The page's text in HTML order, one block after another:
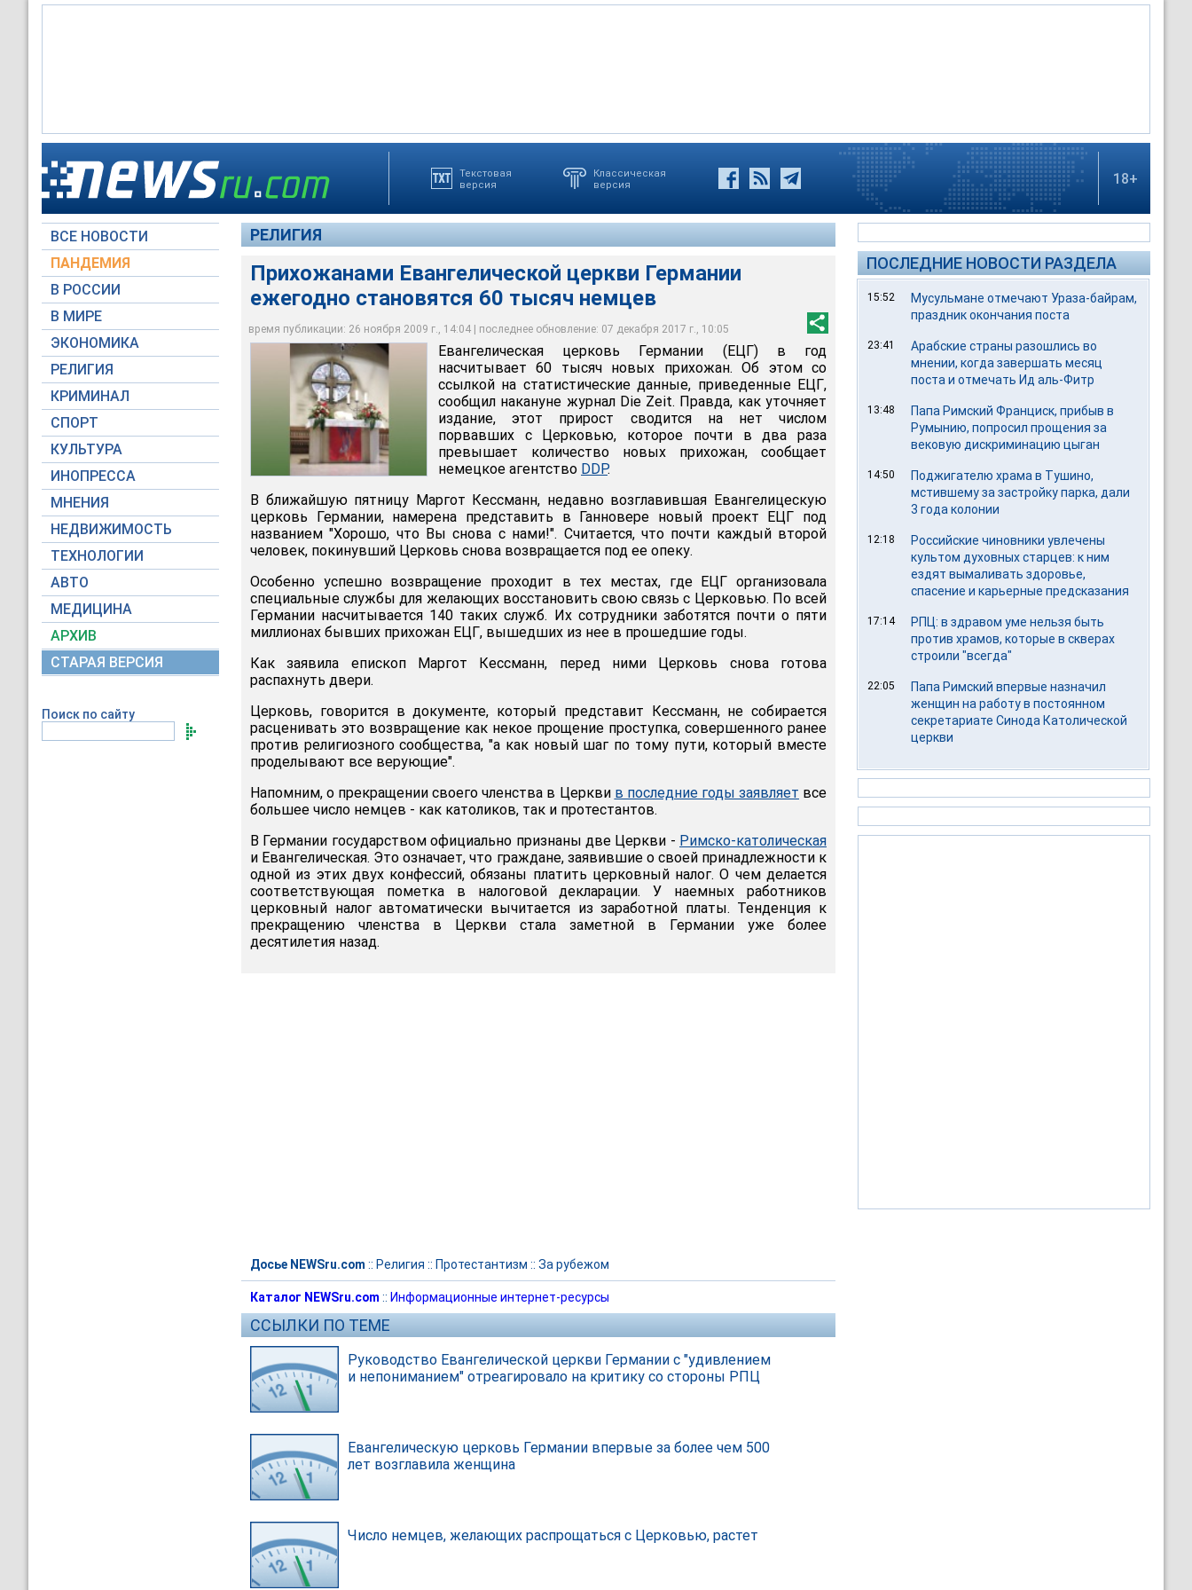
Текстовая
версия
Классическая
версия
18+
ВСЕ НОВОСТИ
ПАНДЕМИЯ
В РОССИИ
В МИРЕ
ЭКОНОМИКА
РЕЛИГИЯ
КРИМИНАЛ
СПОРТ
КУЛЬТУРА
ИНОПРЕССА
МНЕНИЯ
НЕДВИЖИМОСТЬ
ТЕХНОЛОГИИ
АВТО
МЕДИЦИНА
АРХИВ
СТАРАЯ ВЕРСИЯ
Поиск по сайту
РЕЛИГИЯ
Прихожанами Евангелической церкви Германии
ежегодно становятся 60 тысяч немцев
время публикации: 26 ноября 2009 г., 14:04 | последнее обновление: 07 декабря 2017 г., 10:05
Прихожанами Евангелической церкви Германии ежегодно становятся 60 тысяч
немцев
mittelstadt.info
Евангелическая церковь Германии (ЕЦГ) в год
насчитывает 60 тысяч новых прихожан. Об этом со
ссылкой на статистические данные, приведенные ЕЦГ,
сообщил накануне журнал Die Zeit. Правда, как уточняет
издание, этот прирост сводится на нет числом
порвавших с Церковью, которое почти в два раза
превышает количество новых прихожан, сообщает
немецкое агентство DDP.
В ближайшую пятницу Маргот Кессманн, недавно возглавившая Евангелицескую
церковь Германии, намерена представить в Ганновере новый проект ЕЦГ под
названием "Хорошо, что Вы снова с нами!". Считается, что почти каждый второй
человек, покинувший Церковь снова возвращается под ее опеку.
Особенно успешно возвращение проходит в тех местах, где ЕЦГ организовала
специальные службы для желающих восстановить свою связь с Церковью. По всей
Германии насчитывается 140 таких служб. Их сотрудники заботятся почти о пяти
миллионах бывших прихожан ЕЦГ, вышедших из нее в прошедшие годы.
Как заявила епископ Маргот Кессманн, перед ними Церковь снова готова
распахнуть двери.
Церковь, говорится в документе, который представит Кессманн, не собирается
расценивать это возвращение как некое прощение проступка, совершенного ранее
против религиозного сообщества, "а как новый шаг по тому пути, который вместе
проделывают все верующие".
Напомним, о прекращении своего членства в Церкви в последние годы заявляет все
большее число немцев - как католиков, так и протестантов.
В Германии государством официально признаны две Церкви - Римско-католическая
и Евангелическая. Это означает, что граждане, заявившие о своей принадлежности к
одной из этих двух конфессий, обязаны платить церковный налог. О чем делается
соответствующая пометка в налоговой декларации. У наемных работников
церковный налог автоматически вычитается из заработной платы. Тенденция к
прекращению членства в Церкви стала заметной в Германии уже более
десятилетия назад.
Досье NEWSru.com :: Религия :: Протестантизм :: За рубежом
Каталог NEWSru.com :: Информационные интернет-ресурсы
ССЫЛКИ ПО ТЕМЕ
Руководство Евангелической церкви Германии с "удивлением
и непониманием" отреагировало на критику со стороны РПЦ
Евангелическую церковь Германии впервые за более чем 500
лет возглавила женщина
Число немцев, желающих распрощаться с Церковью, растет
ПОСЛЕДНИЕ НОВОСТИ РАЗДЕЛА
15:52
Мусульмане отмечают Ураза-байрам,
праздник окончания поста
23:41
Арабские страны разошлись во
мнении, когда завершать месяц
поста и отмечать Ид аль-Фитр
13:48
Папа Римский Франциск, прибыв в
Румынию, попросил прощения за
вековую дискриминацию цыган
14:50
Поджигателю храма в Тушино,
мстившему за застройку парка, дали
3 года колонии
12:18
Российские чиновники увлечены
культом духовных старцев: к ним
ездят вымаливать здоровье,
спасение и карьерные предсказания
17:14
РПЦ: в здравом уме нельзя быть
против храмов, которые в скверах
строили "всегда"
22:05
Папа Римский впервые назначил
женщин на работу в постоянном
секретариате Синода Католической
церкви